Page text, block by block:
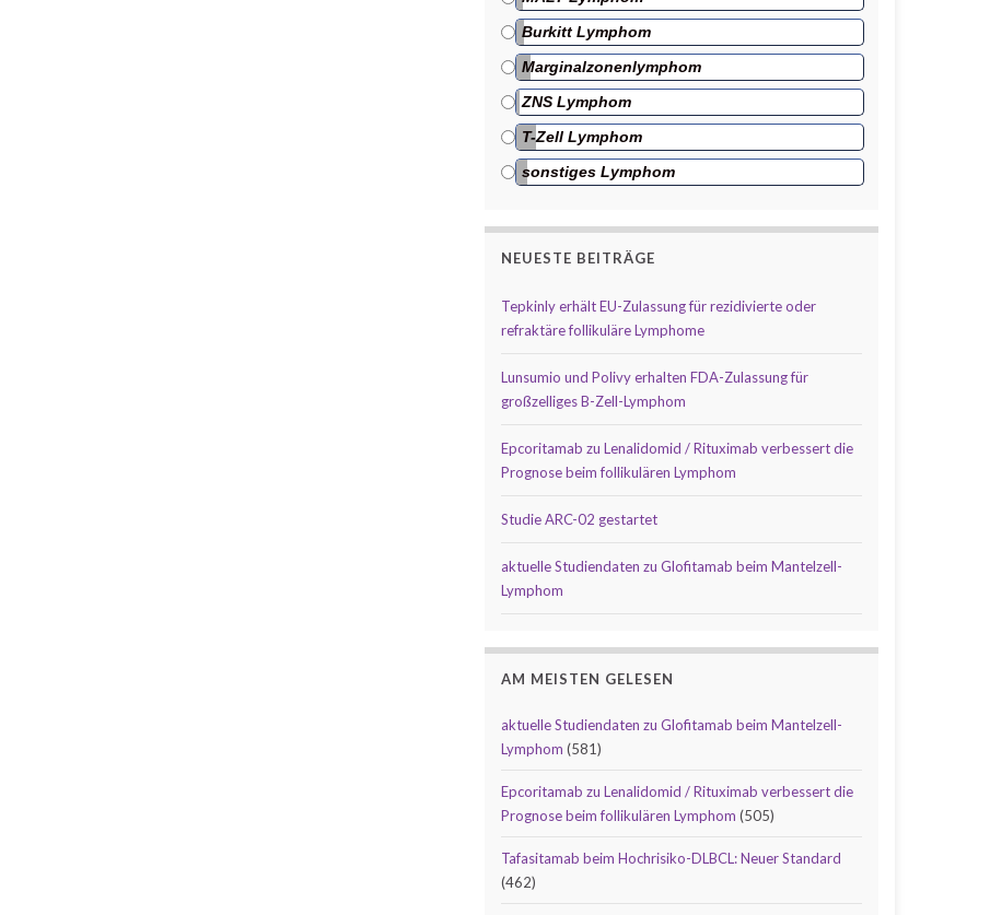
Burkitt Lymphom
Marginalzonenlymphom
ZNS Lymphom
T-Zell Lymphom
sonstiges Lymphom
NEUESTE BEITRÄGE
Tepkinly erhält EU-Zulassung für rezidivierte oder
refraktäre follikuläre Lymphome
Lunsumio und Polivy erhalten FDA-Zulassung für
großzelliges B-Zell-Lymphom
Epcoritamab zu Lenalidomid / Rituximab verbessert die
Prognose beim follikulären Lymphom
Studie ARC-02 gestartet
aktuelle Studiendaten zu Glofitamab beim Mantelzell-
Lymphom
AM MEISTEN GELESEN
aktuelle Studiendaten zu Glofitamab beim Mantelzell-
Lymphom (581)
Epcoritamab zu Lenalidomid / Rituximab verbessert die
Prognose beim follikulären Lymphom (505)
Tafasitamab beim Hochrisiko-DLBCL: Neuer Standard
(462)